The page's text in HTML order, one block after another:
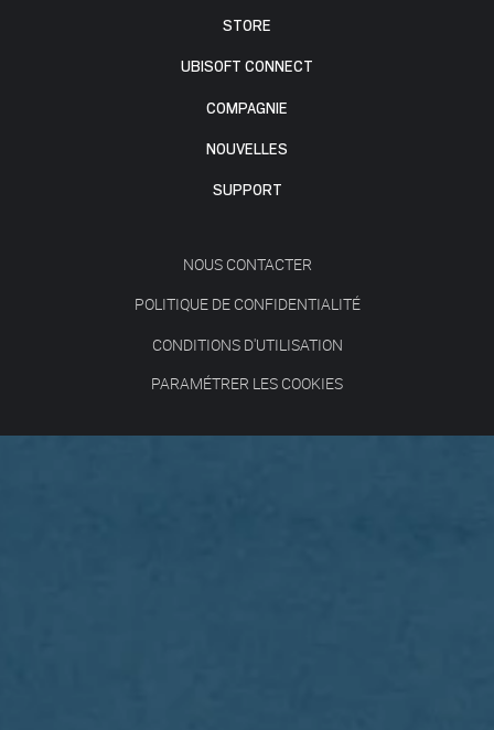
STORE
UBISOFT CONNECT
COMPAGNIE
NOUVELLES
SUPPORT
NOUS CONTACTER
POLITIQUE DE CONFIDENTIALITÉ
CONDITIONS D'UTILISATION
PARAMÉTRER LES COOKIES